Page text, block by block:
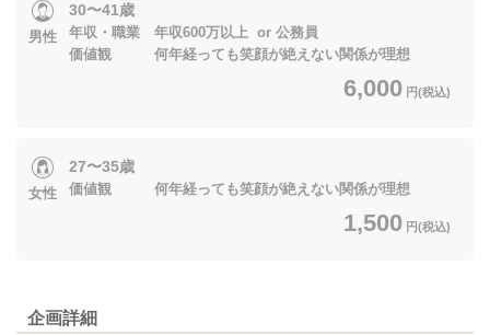
男性
30〜41歳
年収・職業 年収600万以上 or 公務員
価値観 何年経っても笑顔が絶えない関係が理想
6,000 円(税込)
女性
27〜35歳
価値観 何年経っても笑顔が絶えない関係が理想
1,500 円(税込)
企画詳細